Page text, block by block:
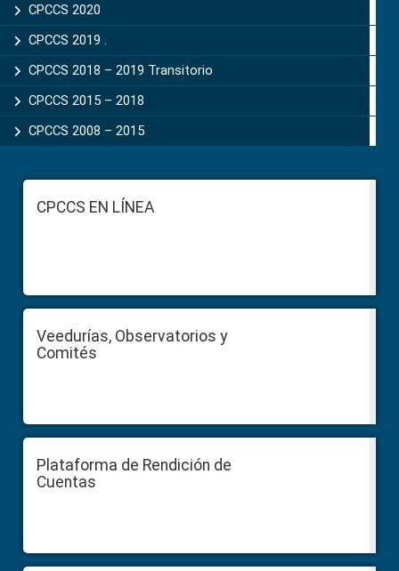
CPCCS 2020
CPCCS 2019 .
CPCCS 2018 – 2019 Transitorio
CPCCS 2015 – 2018
CPCCS 2008 – 2015
FooterCPCCS EN LÍNEA
Veedurías, Observatorios y
Comités
Plataforma de Rendición de
Cuentas